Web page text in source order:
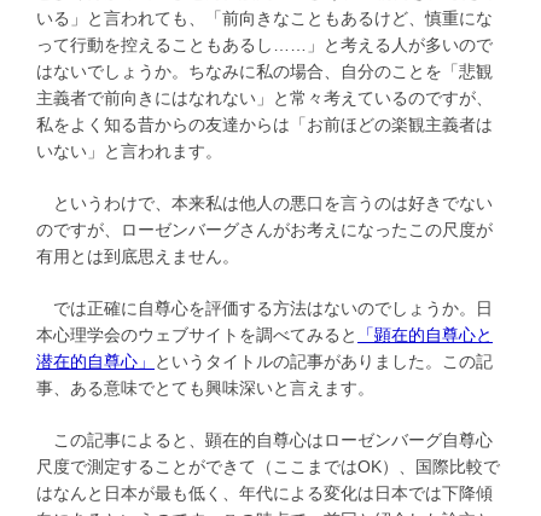
いる」と言われても、「前向きなこともあるけど、慎重にな
って行動を控えることもあるし……」と考える人が多いので
はないでしょうか。ちなみに私の場合、自分のことを「悲観
主義者で前向きにはなれない」と常々考えているのですが、
私をよく知る昔からの友達からは「お前ほどの楽観主義者は
いない」と言われます。
というわけで、本来私は他人の悪口を言うのは好きでない
のですが、ローゼンバーグさんがお考えになったこの尺度が
有用とは到底思えません。
では正確に自尊心を評価する方法はないのでしょうか。日
本心理学会のウェブサイトを調べてみると
「顕在的自尊心と
潜在的自尊心」
というタイトルの記事がありました。この記
事、ある意味でとても興味深いと言えます。
この記事によると、顕在的自尊心はローゼンバーグ自尊心
尺度で測定することができて（ここまではOK）、国際比較で
はなんと日本が最も低く、年代による変化は日本では下降傾